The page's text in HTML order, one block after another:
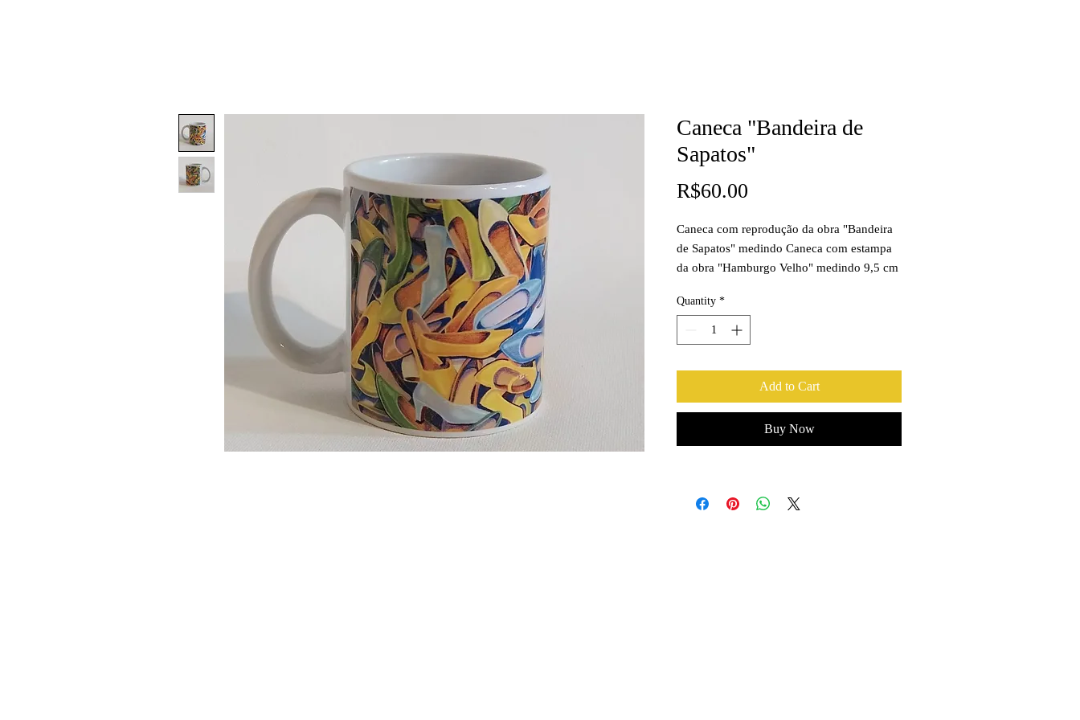
Caneca "Bandeira de
Sapatos"
R$60.00
Caneca com reprodução da obra "Bandeira
de Sapatos" medindo Caneca com estampa
da obra "Hamburgo Velho" medindo 9,5 cm
Quantity *
Add to Cart
Buy Now